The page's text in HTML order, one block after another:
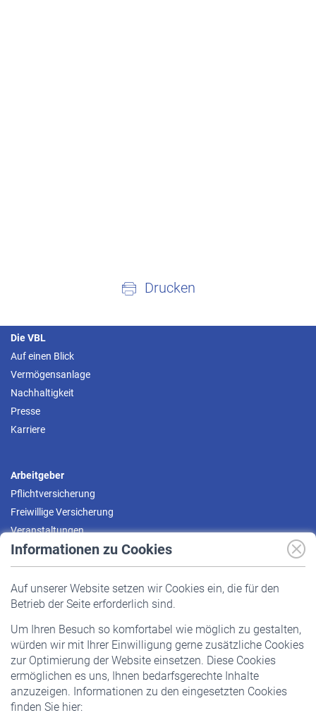
Informationen zu Cookies
Auf unserer Website setzen wir Cookies ein, die für den
Betrieb der Seite erforderlich sind.
Um Ihren Besuch so komfortabel wie möglich zu gestalten,
würden wir mit Ihrer Einwilligung gerne zusätzliche Cookies
zur Optimierung der Website einsetzen. Diese Cookies
ermöglichen es uns, Ihnen bedarfsgerechte Inhalte
anzuzeigen. Informationen zu den eingesetzten Cookies
finden Sie hier:
Drucken
Die VBL
Auf einen Blick
Vermögensanlage
Nachhaltigkeit
Presse
Karriere
Arbeitgeber
Pflichtversicherung
Freiwillige Versicherung
Veranstaltungen
Pflichtversicherung
Staatliche Förderung
Veranstaltungen
Rentner
Rentenbeginn